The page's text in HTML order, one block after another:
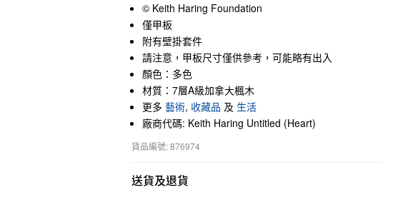
© Keith Haring Foundation
僅甲板
附有壁掛套件
請注意，甲板尺寸僅供參考，可能略有出入
顏色：多色
材質：7層A級加拿大楓木
更多 藝術, 收藏品 及 生活
廠商代碼: Keith Haring Untitled (Heart)
貨品編號: 876974
送貨及退貨